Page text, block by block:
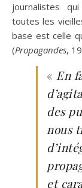
journalistes
toutes les
base est celle
(Propagandes,
« En
des
nous
et